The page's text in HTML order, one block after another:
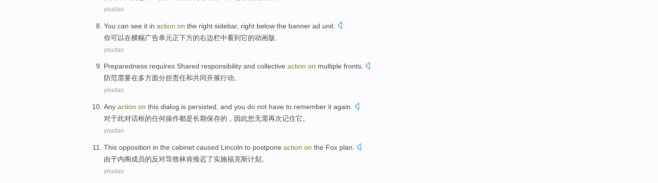
youdao
You can see it in action on the right sidebar, right below the banner ad unit
你可以在横幅广告单元正下方的右边栏中看到它的动画版.
youdao
Preparedness requires Shared responsibility and collective action on multiple fronts.
防范需要在多方面分担责任和共同开展行动。
youdao
Any action on this dialog is persisted , and you do not have to remember it again
对于此对话框的任何操作都是长期保存的，因此您无需再次记住它。
youdao
This opposition in the cabinet caused Lincoln to postpone action on the Fox plan
由于内阁成员的反对导致林肯推迟了实施福克斯计划。
youdao